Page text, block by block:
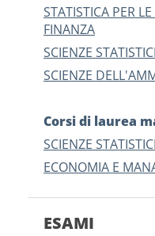
STATISTICA PER
FINANZA
SCIENZE
SCIENZE
Corsi di laurea
SCIENZE
ECONOMIA E
ESAMI